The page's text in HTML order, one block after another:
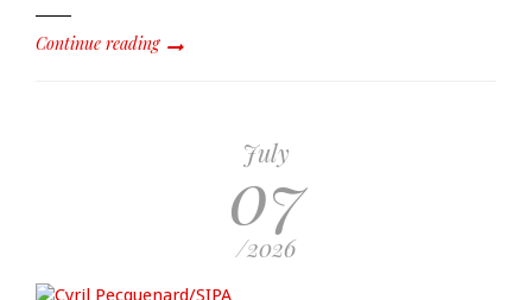
Continue reading
July
07
/2026